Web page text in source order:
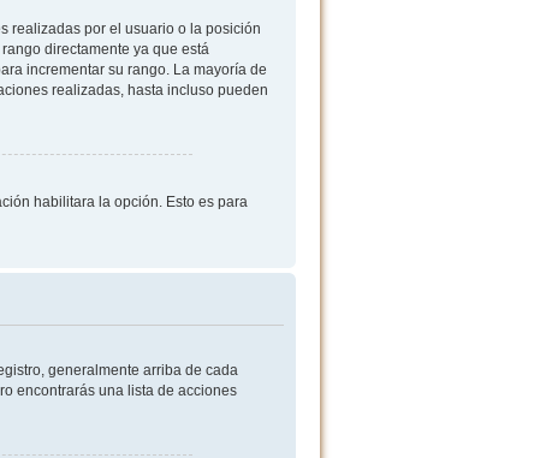
realizadas por el usuario o la posición
directamente ya que está
incrementar su rango. La mayoría de
realizadas, hasta incluso pueden
habilitara la opción. Esto es para
generalmente arriba de cada
encontrarás una lista de acciones